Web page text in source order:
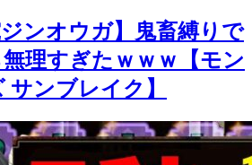
ジンオウガ】鬼畜縛りで
理すぎたｗｗｗ【モン
ンブレイク】